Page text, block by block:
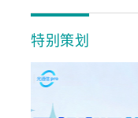
特别策划